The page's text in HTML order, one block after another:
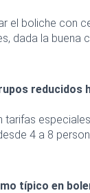
el boliche con
dada la buena
reducidos
tarifas
4 a 8
típico en